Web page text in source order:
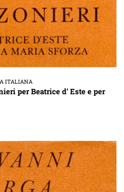
ITALIANA
per Beatrice d’ Este e per